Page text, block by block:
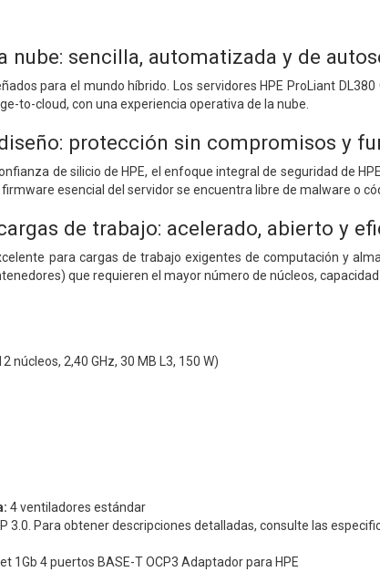
nube: sencilla, automatizada y de
para el mundo híbrido. Los servidores HPE ProLiant
to-cloud, con una experiencia operativa de la nube.
protección sin compromisos y
de silicio de HPE, el enfoque integral de seguridad de
esencial del servidor se encuentra libre de malware o
de trabajo: acelerado, abierto y
para cargas de trabajo exigentes de computación y
que requieren el mayor número de núcleos, capacidad
núcleos, 2,40 GHz, 30 MB L3, 150 W)
4 ventiladores estándar
3.0. Para obtener descripciones detalladas, consulte las
1Gb 4 puertos BASE-T OCP3 Adaptador para HPE